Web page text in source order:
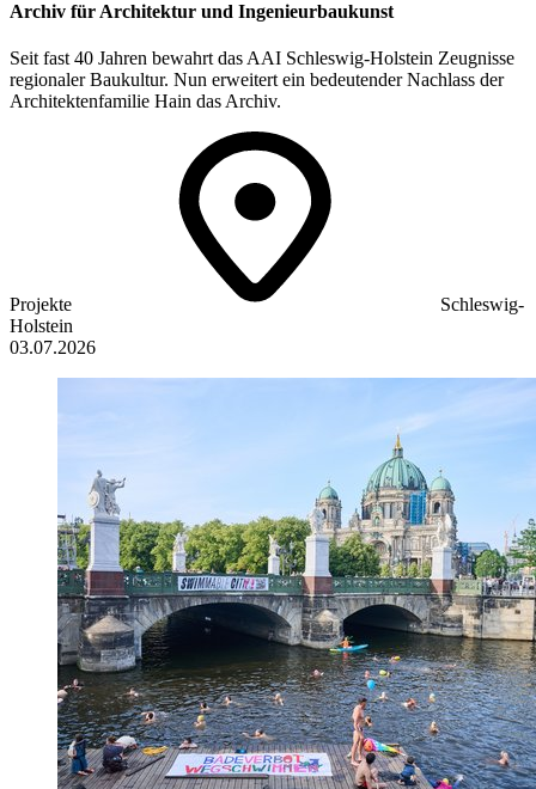
Archiv für Architektur und Ingenieurbaukunst
Seit fast 40 Jahren bewahrt das AAI Schleswig-Holstein Zeugnisse
regionaler Baukultur. Nun erweitert ein bedeutender Nachlass der
Architektenfamilie Hain das Archiv.
Projekte
Schleswig-
Holstein
03.07.2026